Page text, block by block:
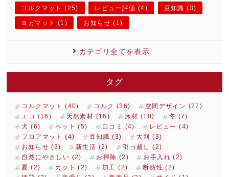
コルクマット (25) レビュー評価 (4) 豆知識 (3)
ヨガマット (1) お知らせ (1)
カテゴリ全てを表示
タグ
コルクマット (40) コルク (36)
空間デザイン (27)
エコ (16)
天然素材 (16) 床材 (10)
冬 (7)
犬 (6)
ペット (5) 口コミ (4)
レビュー (4)
フロアマット (4)
豆知識 (3)
大判 (3)
お知らせ (3)
新生活 (2)
引っ越し (2)
自然にやさしい (2)
お掃除 (2)
お手入れ (2)
夏 (2)
カット (2) 加工 (2)
断熱性 (2)